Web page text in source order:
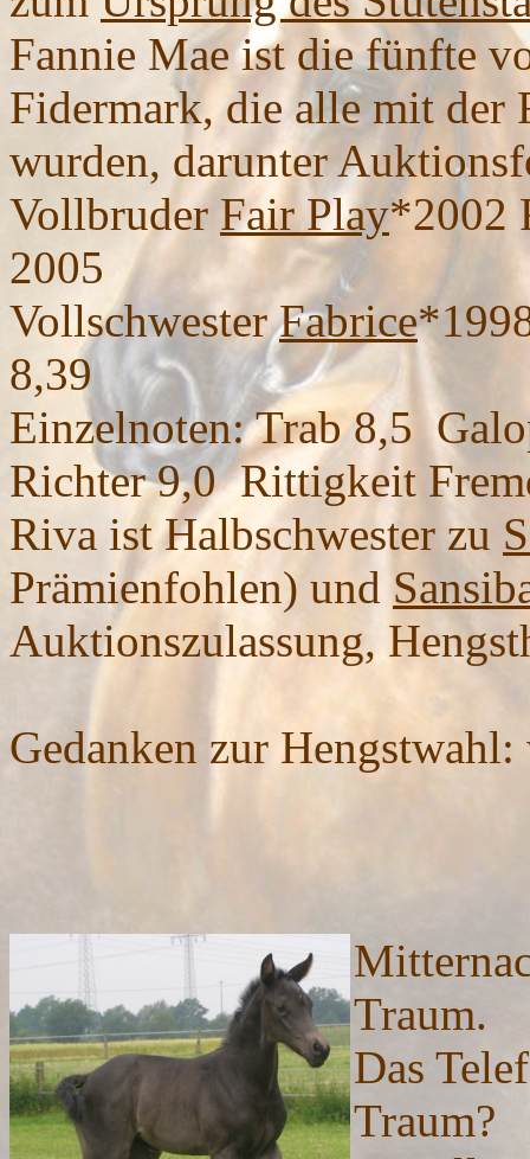
Fannie Mae ist die fünfte
Fidermark, die alle mit der
wurden, darunter
Vollbruder Fair Play*2002
2005
VollschwesterFabrice
8,39
Einzelnoten: Trab 8,5
Richter 9,0 Rittigkeit
Riva ist Halbschwester zu
Prämienfohlen) und
Auktionszulassung,
Gedanken zur
Traum.
Das
Traum?